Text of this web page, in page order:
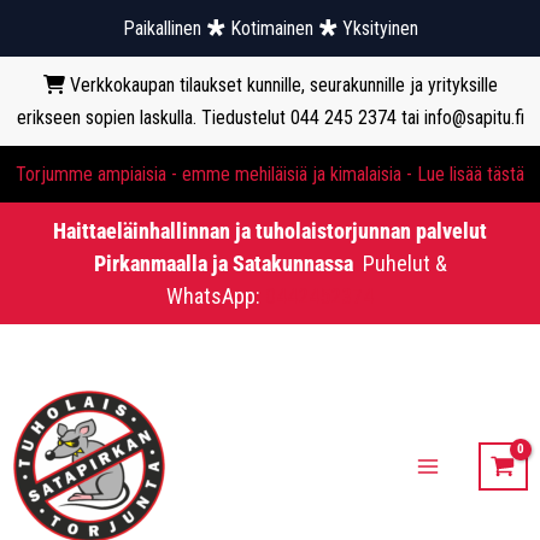
Paikallinen Kotimainen Yksityinen
Verkkokaupan tilaukset kunnille, seurakunnille ja yrityksille
erikseen sopien laskulla. Tiedustelut 044 245 2374 tai info@sapitu.fi
Torjumme ampiaisia - emme mehiläisiä ja kimalaisia - Lue lisää tästä
Haittaeläinhallinnan ja tuholaistorjunnan palvelut
Pirkanmaalla ja Satakunnassa Puhelut &
WhatsApp:
sisältöön